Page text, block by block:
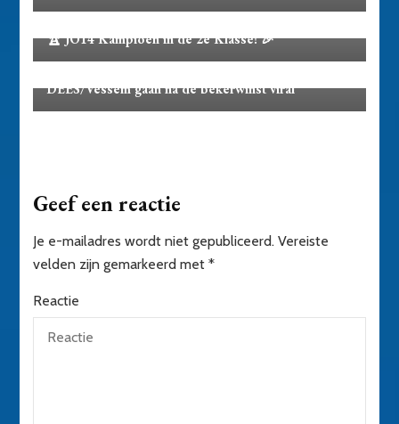
🏆 JO14 Kampioen in de 2e Klasse! 🎉
Activiteiten
DEES/Vessem gaan na de bekerwinst viral
Geef een reactie
Je e-mailadres wordt niet gepubliceerd. Vereiste
velden zijn gemarkeerd met*
Reactie